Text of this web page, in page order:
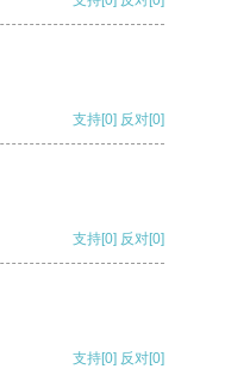
支持[0] 反对[0]
支持[0] 反对[0]
支持[0] 反对[0]